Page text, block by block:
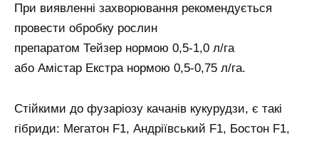
При виявленні захворювання рекомендується
провести обробку рослин
препаратом Тейзер нормою 0,5-1,0 л/га
або Амістар Екстра нормою 0,5-0,75 л/га.
Стійкими до фузаріозу качанів кукурудзи, є такі
гібриди: Мегатон F1, Андріївський F1, Бостон F1,